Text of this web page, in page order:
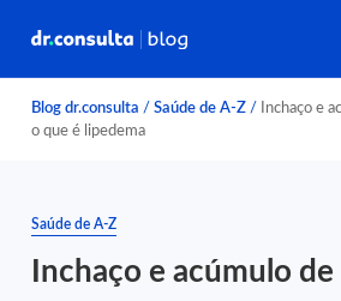
Blog dr.consulta / Saúde de A-Z /
Inchaço e
o que é lipedema
Saúde de A-Z
Inchaço e acúmulo